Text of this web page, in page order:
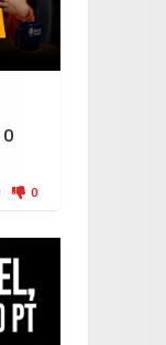
0